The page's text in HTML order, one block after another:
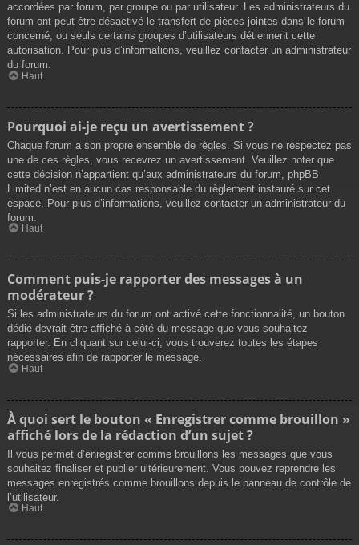
accordées par forum, par groupe ou par utilisateur. Les administrateurs du
forum ont peut-être désactivé le transfert de pièces jointes dans le forum
concerné, ou seuls certains groupes d’utilisateurs détiennent cette
autorisation. Pour plus d’informations, veuillez contacter un administrateur
du forum.
Haut
Pourquoi ai-je reçu un avertissement ?
Chaque forum a son propre ensemble de règles. Si vous ne respectez pas
une de ces règles, vous recevrez un avertissement. Veuillez noter que
cette décision n’appartient qu’aux administrateurs du forum, phpBB
Limited n’est en aucun cas responsable du règlement instauré sur cet
espace. Pour plus d’informations, veuillez contacter un administrateur du
forum.
Haut
Comment puis-je rapporter des messages à un
modérateur ?
Si les administrateurs du forum ont activé cette fonctionnalité, un bouton
dédié devrait être affiché à côté du message que vous souhaitez
rapporter. En cliquant sur celui-ci, vous trouverez toutes les étapes
nécessaires afin de rapporter le message.
Haut
À quoi sert le bouton « Enregistrer comme brouillon »
affiché lors de la rédaction d’un sujet ?
Il vous permet d’enregistrer comme brouillons les messages que vous
souhaitez finaliser et publier ultérieurement. Vous pouvez reprendre les
messages enregistrés comme brouillons depuis le panneau de contrôle de
l’utilisateur.
Haut